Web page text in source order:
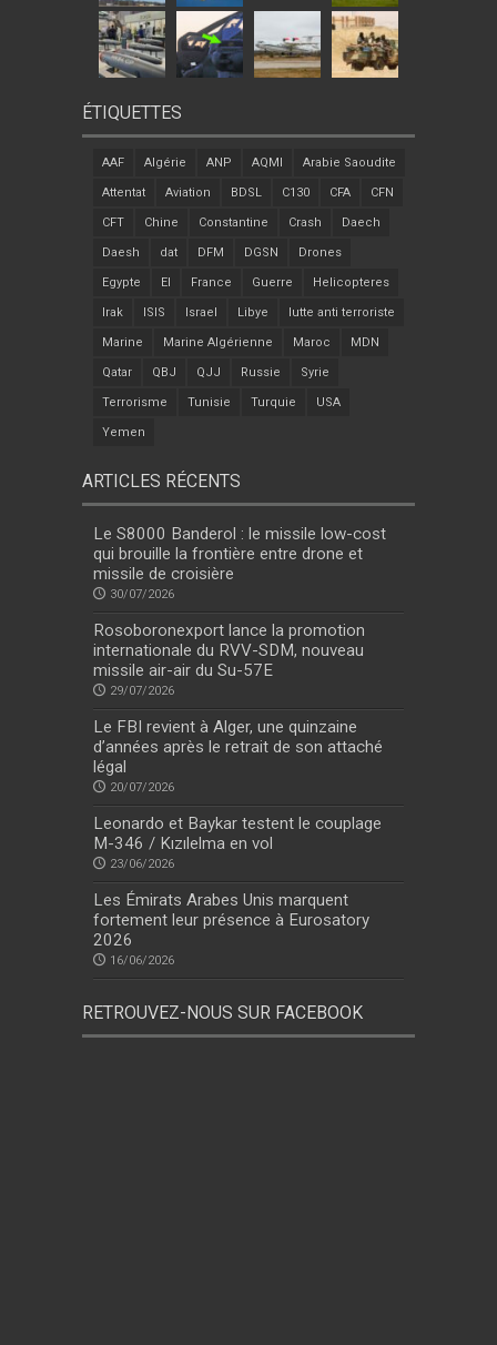
ÉTIQUETTES
AAF Algérie ANP AQMI Arabie Saoudite
Attentat Aviation BDSL C130 CFA CFN
CFT Chine Constantine Crash Daech
Daesh dat DFM DGSN Drones
Egypte EI France Guerre Helicopteres
Irak ISIS Israel Libye lutte anti terroriste
Marine Marine Algérienne Maroc MDN
Qatar QBJ QJJ Russie Syrie
Terrorisme Tunisie Turquie USA
Yemen
ARTICLES RÉCENTS
Le S8000 Banderol : le missile low-cost
qui brouille la frontière entre drone et
missile de croisière
30/07/2026
Rosoboronexport lance la promotion
internationale du RVV-SDM, nouveau
missile air-air du Su-57E
29/07/2026
Le FBI revient à Alger, une quinzaine
d’années après le retrait de son attaché
légal
20/07/2026
Leonardo et Baykar testent le couplage
M-346 / Kızılelma en vol
23/06/2026
Les Émirats Arabes Unis marquent
fortement leur présence à Eurosatory
2026
16/06/2026
RETROUVEZ-NOUS SUR FACEBOOK